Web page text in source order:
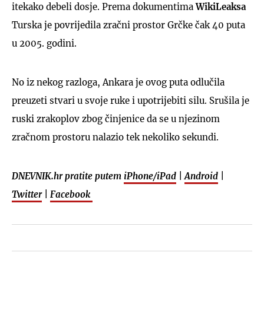
itekako debeli dosje. Prema dokumentimaWikiLeaksa
Turska je povrijedila zračni prostor Grčke čak 40 puta
u 2005. godini.
No iz nekog razloga, Ankara je ovog puta odlučila
preuzeti stvari u svoje ruke i upotrijebiti silu. Srušila je
ruski zrakoplov zbog činjenice da se u njezinom
zračnom prostoru nalazio tek nekoliko sekundi.
DNEVNIK.hr pratite putem iPhone/iPad Android
Twitter| Facebook